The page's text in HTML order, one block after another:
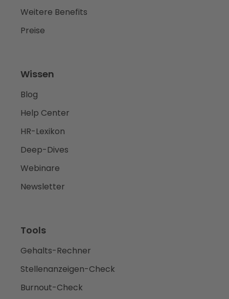
Weitere Benefits
Preise
Wissen
Blog
Help Center
HR-Lexikon
Deep-Dives
Webinare
Newsletter
Tools
Gehalts-Rechner
Stellenanzeigen-Check
Burnout-Check